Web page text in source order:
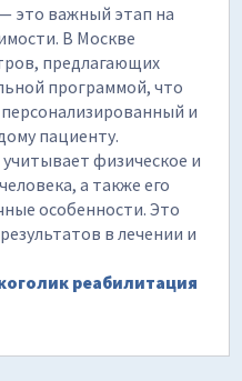
это важный этап на
В Москве
предлагающих
программой, что
и
пациенту.
физическое и
а также его
особенности. Это
в лечении и
реабилитация